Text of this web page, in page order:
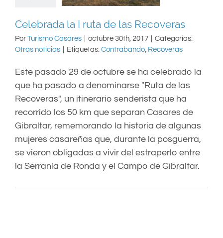
Celebrada la I ruta de las Recoveras
Por Turismo Casares octubre 30th, 2017
Categorías:
Otras noticias
Etiquetas: Contrabando, Recoveras
Este pasado 29 de octubre se ha celebrado la
que ha pasado a denominarse "Ruta de las
Recoveras", un itinerario senderista que ha
recorrido los 50 km que separan Casares de
Gibraltar, rememorando la historia de algunas
mujeres casareñas que, durante la posguerra,
se vieron obligadas a vivir del estraperlo entre
la Serranía de Ronda y el Campo de Gibraltar.